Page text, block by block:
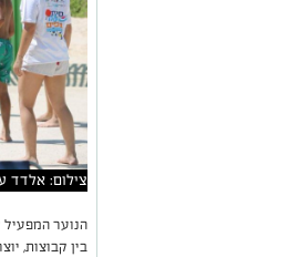
צילום: אלדד
הנוער
בין קבוצות,